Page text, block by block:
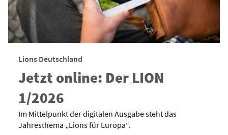
Lions Deutschland
Jetzt online: Der LION
1/2026
Im Mittelpunkt der digitalen Ausgabe steht das
Jahresthema „Lions für Europa“.